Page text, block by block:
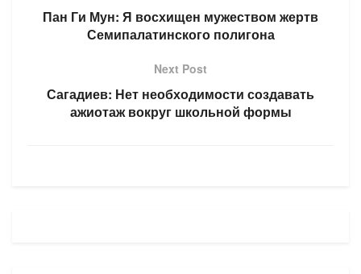
Пан Ги Мун: Я восхищен мужеством жертв
Семипалатинского полигона
Next Post
Сагадиев: Нет необходимости создавать
ажиотаж вокруг школьной формы